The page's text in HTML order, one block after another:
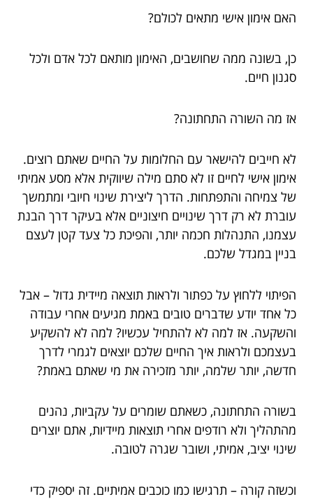
האם אימון אישי מתאים לכולם?
כן, בשונה ממה שחושבים, האימון מותאם לכל אדם ולכל
סגנון חיים.
אז מה השורה התחתונה?
לא חייבים להישאר עם החלומות על החיים שאתם רוצים.
אימון אישי לחיים זו לא סתם מילה שיווקית אלא מסע אמיתי
של צמיחה והתפתחות. הדרך ליצירת שינוי חיובי ומתמשך
עוברת לא רק דרך שינויים חיצוניים אלא בעיקר דרך הבנת
עצמנו, התנהלות חכמה יותר, והפיכת כל צעד קטן לעצם
בניין במגדל שלכם.
הפיתוי ללחוץ על כפתור ולראות תוצאה מיידית גדול – אבל
כל אחד יודע שדברים טובים באמת מגיעים אחרי עבודה
והשקעה. אז למה לא להתחיל עכשיו? למה לא להשקיע
בעצמכם ולראות איך החיים שלכם יוצאים לגמרי לדרך
חדשה, יותר שלמה, יותר מזכירה את מי שאתם באמת?
בשורה התחתונה, כשאתם שומרים על עקביות, נהנים
מהתהליך ולא רודפים אחרי תוצאות מיידיות, אתם יוצרים
שינוי יציב, אמיתי, ושובר שגרה לטובה.
וכשזה קורה – תרגישו כמו כוכבים אמיתיים. זה יספיק כדי